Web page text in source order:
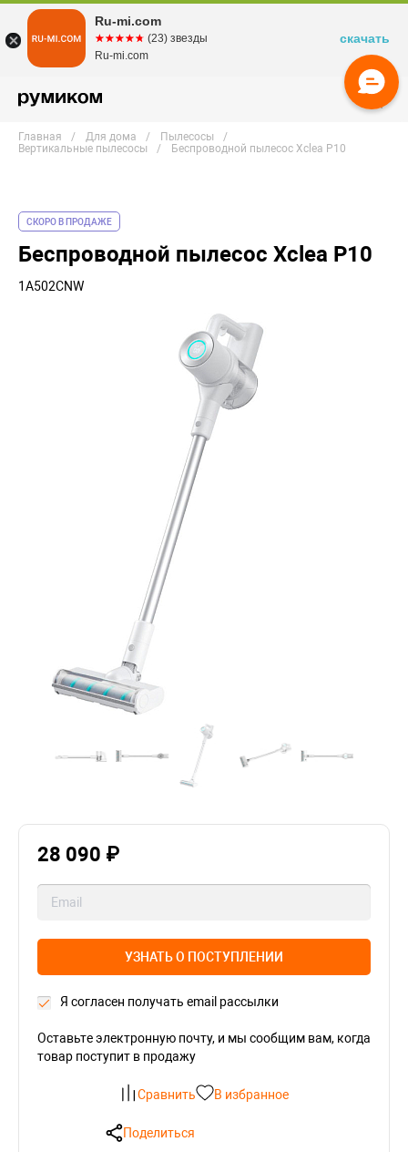
Главная Для дома
Пылесосы
Вертикальные пылесосы
Беспроводной пылесос Xclea P10
СКОРО В ПРОДАЖЕ
Беспроводной пылесос Xclea P10
1A502CNW
28 090 ₽
УЗНАТЬ О ПОСТУПЛЕНИИ
Я согласен получать email рассылки
Оставьте электронную почту, и мы сообщим вам, когда
товар поступит в продажу
Сравнить В избранное
Поделиться
Ru-mi.com
☆☆☆☆☆
★★★★★ (23) звезды
Ru-mi.com
скачать